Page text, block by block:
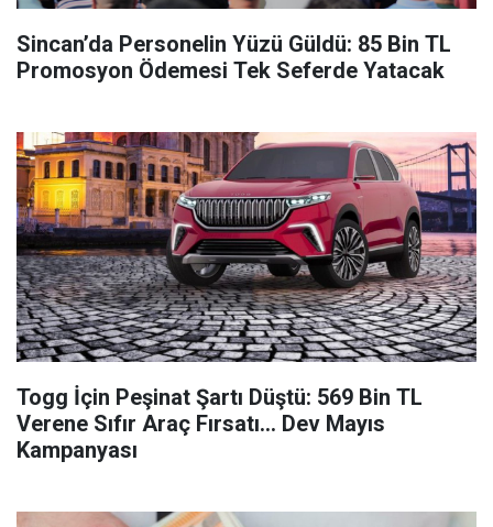
Sincan’da Personelin Yüzü Güldü: 85 Bin TL
Promosyon Ödemesi Tek Seferde Yatacak
Togg İçin Peşinat Şartı Düştü: 569 Bin TL
Verene Sıfır Araç Fırsatı... Dev Mayıs
Kampanyası